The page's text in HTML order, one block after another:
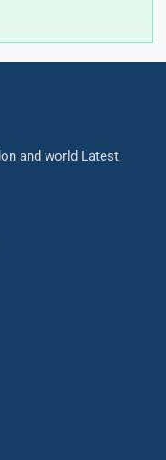
and world Latest